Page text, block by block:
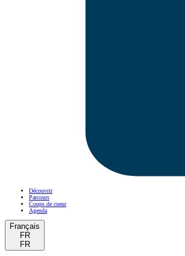
Découvrir
Parcours
Coups de coeur
Agenda
Français
FR
FR